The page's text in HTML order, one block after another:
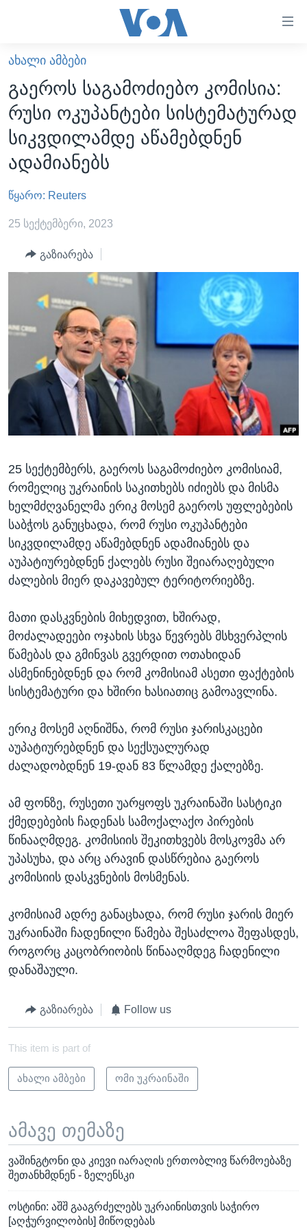
ხელმისაწვდომობისთვის
გადადით
მთავარზე
გადადით
მთავარ
ნავიგაციაზე
გადადით
ძიებაზე
ᲐᲮᲐᲚᲘ ᲐᲛᲑᲔᲑᲘ
ᲡᲐᲥᲐᲠᲗᲕᲔᲚᲝ
ᲐᲨᲨ
ᲐᲨᲨ-ᲘᲡ ᲐᲠᲩᲔᲕᲜᲔᲑᲘ 2024
ᲛᲡᲝᲤᲚᲘᲝ
ᲕᲘᲓᲔᲝᲔᲑᲘ
ᲒᲐᲓᲐᲪᲔᲛᲔᲑᲘ
ᲕᲐᲨᲘᲜᲒᲢᲝᲜᲘ ᲓᲦᲔᲡ
ᲮᲔᲓᲕᲐ ᲕᲐᲨᲘᲜᲒᲢᲝᲜᲘᲓᲐᲜ
ᲡᲢᲣᲓᲘᲐ ᲕᲐᲨᲘᲜᲒᲢᲝᲜᲘ
ᲡᲮᲕᲐ ᲡᲘᲐᲮᲚᲔᲔᲑᲘ
ᲞᲝᲚᲘᲢᲘᲙᲐ
ᲔᲙᲝᲜᲝᲛᲘᲙᲐ
ᲯᲐᲜᲛᲠᲗᲔᲚᲝᲑᲐ
ᲛᲔᲪᲜᲘᲔᲠᲔᲑᲐ
ᲘᲜᲢᲔᲠᲕᲘᲣ
ᲙᲣᲚᲢᲣᲠᲐ
ᲓᲔᲖᲘᲜᲤᲝᲠᲛᲐᲪᲘᲐ
ᲠᲣᲡᲔᲗᲘᲡ ᲨᲔᲭᲠᲐ ᲣᲙᲠᲐᲘᲜᲐᲨᲘ
Learning English
ᲗᲕᲐᲚᲘ ᲒᲕᲐᲓᲔᲕᲜᲔᲗ
ენები
ᲐᲮᲐᲚᲘ ᲐᲛᲑᲔᲑᲘ
გაეროს საგამოძიებო კომისია:
რუსი ოკუპანტები სისტემატურად
სიკვდილამდე აწამებდნენ
ადამიანებს
წყარო: Reuters
25 სექტემბერი, 2023
გაზიარება
25 სექტემბერს, გაეროს საგამოძიებო კომისიამ,
რომელიც უკრაინის საკითხებს იძიებს და მისმა
ხელმძღვანელმა ერიკ მოსემ გაეროს უფლებების
საბჭოს განუცხადა, რომ რუსი ოკუპანტები
სიკვდილამდე აწამებდნენ ადამიანებს და
აუპატიურებდნენ ქალებს რუსი შეიარაღებული
ძალების მიერ დაკავებულ ტერიტორიებზე.
მათი დასკვნების მიხედვით, ხშირად,
მოძალადეები ოჯახის სხვა წევრებს მსხვერპლის
წამებას და გმინვას გვერდით ოთახიდან
ასმენინებდნენ და რომ კომისიამ ასეთი ფაქტების
სისტემატური და ხშირი ხასიათიც გამოავლინა.
ერიკ მოსემ აღნიშნა, რომ რუსი ჯარისკაცები
აუპატიურებდნენ და სექსუალურად
ძალადობდნენ 19-დან 83 წლამდე ქალებზე.
ამ ფონზე, რუსეთი უარყოფს უკრაინაში სასტიკი
ქმედებების ჩადენას სამოქალაქო პირების
წინააღმდეგ. კომისიის შეკითხვებს მოსკოვმა არ
უპასუხა, და არც არავინ დასწრებია გაეროს
კომისიის დასკვნების მოსმენას.
კომისიამ ადრე განაცხადა, რომ რუსი ჯარის მიერ
უკრაინაში ჩადენილი წამება შესაძლოა შეფასდეს,
როგორც კაცობრიობის წინააღმდეგ ჩადენილი
დანაშაული.
გაზიარება Follow us
This item is part of
ახალი ამბები ომი უკრაინაში
ამავე თემაზე
ვაშინგტონი და კიევი იარაღის ერთობლივ წარმოებაზე
შეთანხმდნენ - ზელენსკი
ოსტინი: აშშ გააგრძელებს უკრაინისთვის საჭირო
[აღჭურვილობის] მიწოდებას